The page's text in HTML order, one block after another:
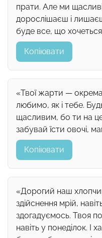
прати. Але ми
дорослішаєш і
буде все, що
Копіювати
«Твої жарти — окрема
любимо, як і тебе.
щасливим, бо ти на
забувай їсти овочі,
Копіювати
«Дорогий наш
здійснення мрій,
здогадуємось. Твоя
навіть у понеділок. І